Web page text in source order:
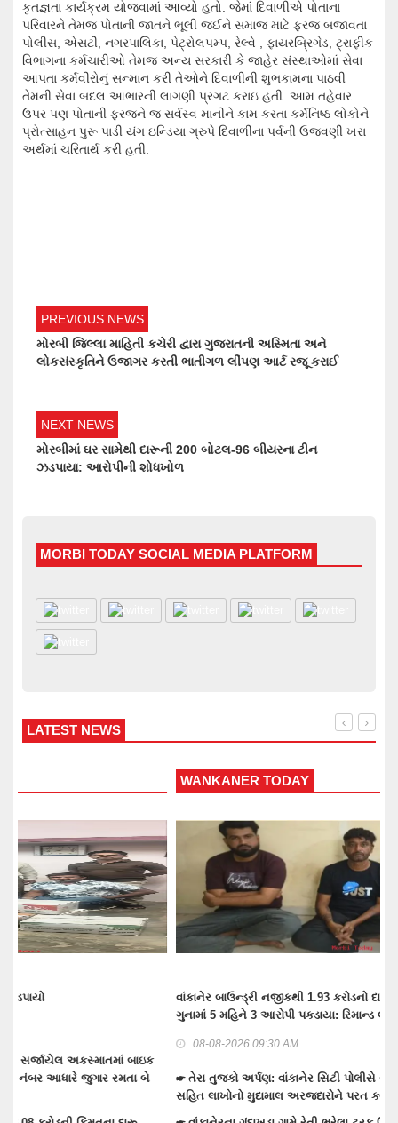
કૃતજ્ઞતા કાર્યક્રમ યોજવામાં આવ્યો હતો. જેમાં દિવાળીએ પોતાના
પરિવારને તેમજ પોતાની જાતને ભૂલી જઈને સમાજ માટે ફરજ બજાવતા
પોલીસ, એસટી, નગરપાલિકા, પેટ્રોલપમ્પ, રેલ્વે , ફાયરબ્રિગેડ, ટ્રાફીક
વિભાગના કર્મચારીઓ તેમજ અન્ય સરકારી કે જાહેર સંસ્થાઓમાં સેવા
આપતા કર્મવીરોનું સન્માન કરી તેઓને દિવાળીની શુભકામના પાઠવી
તેમની સેવા બદલ આભારની લાગણી પ્રગટ કરાઇ હતી. આમ તહેવાર
ઉપર પણ પોતાની ફરજને જ સર્વસ્વ માનીને કામ કરતા કર્મનિષ્ઠ લોકોને
પ્રોત્સાહન પુરૂ પાડી યંગ ઇન્ડિયા ગ્રુપે દિવાળીના પર્વની ઉજવણી ખરા
અર્થમાં ચરિતાર્થ કરી હતી.
PREVIOUS NEWS
મોરબી જિલ્લા માહિતી કચેરી દ્વારા ગુજરાતની અસ્મિતા અને
લોકસંસ્કૃતિને ઉજાગર કરતી ભાતીગળ લીંપણ આર્ટ રજૂ કરાઈ
NEXT NEWS
મોરબીમાં ઘર સામેથી દારૂની 200 બોટલ-96 બીયરના ટીન
ઝડપાયા: આરોપીની શોધખોળ
MORBI TODAY SOCIAL MEDIA PLATFORM
LATEST NEWS
વાંકાનેર બાઉન્ડ્રી નજીકથી 1.93 કરોડનો દારૂ-બિયર ભરેલ ટ્રક પકડવાના
ગુનામાં 5 મહિને 3 આરોપી પકડાયા: રિમાન્ડ લેવા તજવીજ
☛ તેરા તુજકો અર્પણ: વાંકાનેર સિટી પોલીસે રોકડ, મોબાઈલ અને બાઇક
સહિત લાખોનો મુદામાલ અરજદારોને પરત કર્યો